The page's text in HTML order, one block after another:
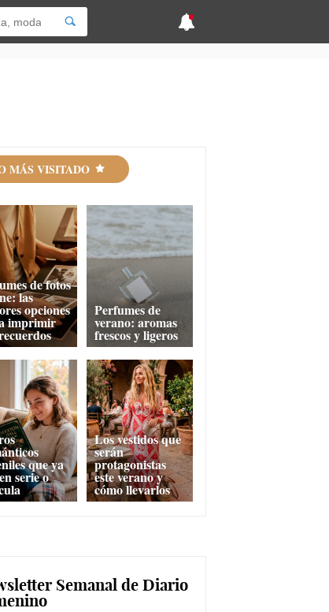
MÁS VISITADO
de fotos
las
opciones
imprimir
Perfumes de
verano: aromas
frescos y ligeros
que ya
serie o
Los vestidos que
serán
protagonistas
este verano y
cómo llevarlos
Semanal de Diario